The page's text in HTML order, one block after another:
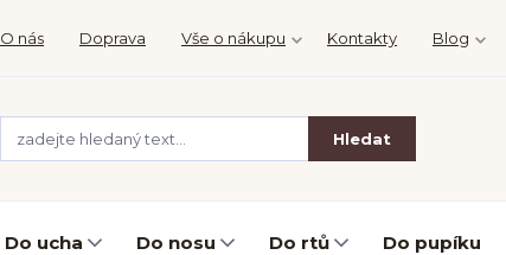
O nás Doprava Vše o nákupu Kontakty Blog
Hledat
Do ucha Do nosu Do rtů Do pupíku